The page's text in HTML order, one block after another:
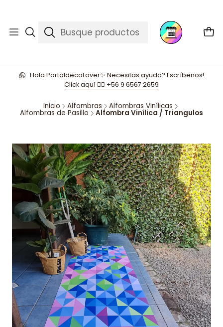
Hola PortaldecoLover✨ Necesitas ayuda? Escríbenos!
Click aquí 👉🏼 +56 9 6567 2659
Inicio Alfombras Alfombras Vinílicas
Alfombras de Pasillo Alfombra Vinílica / Triangulos